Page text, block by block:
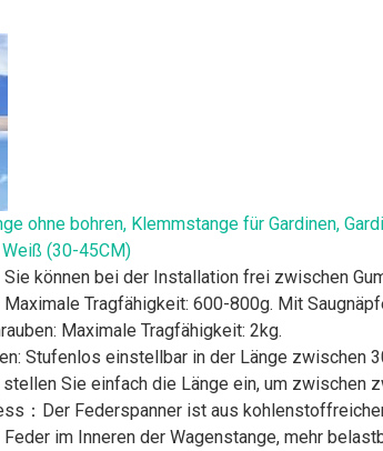
ohne bohren, Klemmstange für Gardinen,
(30-45CM)
können bei der Installation frei zwischen
Tragfähigkeit: 600-800g. Mit
Maximale Tragfähigkeit: 2kg.
Stufenlos einstellbar in der Länge zwischen
Sie einfach die Länge ein, um zwischen
：Der Federspanner ist aus
im Inneren der Wagenstange, mehr